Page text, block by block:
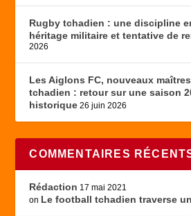
Rugby tchadien : une discipline
héritage militaire et tentative de
2026
Les Aiglons FC, nouveaux
tchadien : retour sur une saison
historique 26 juin 2026
COMMENTAIRES
Rédaction 17 mai 2021
on Le football tchadien traverse